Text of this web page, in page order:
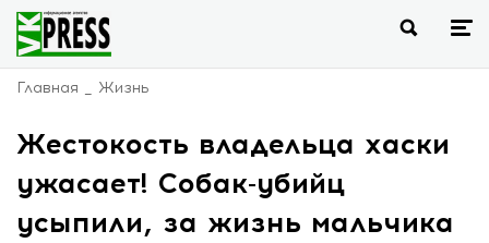
Главная Жизнь
Жестокость владельца хаски
ужасает! Собак-убийц
усыпили, за жизнь мальчика